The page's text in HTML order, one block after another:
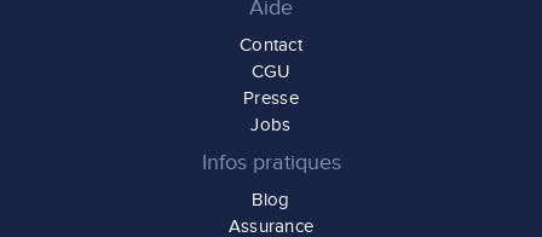
Aide
Contact
CGU
Presse
Jobs
Infos pratiques
Blog
Assurance